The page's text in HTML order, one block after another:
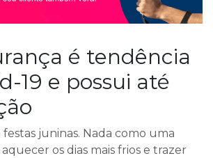
é tendência
19 e possui até
juninas. Nada como uma
os dias mais frios e trazer